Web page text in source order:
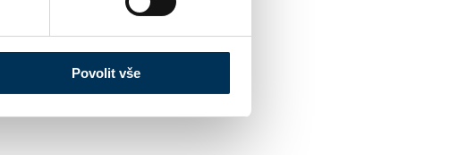
Povolit vše